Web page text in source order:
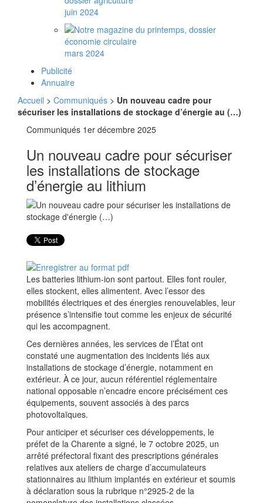
juin 2024
mars 2024
Publicité
Annuaire
Accueil > Communiqués > Un nouveau cadre pour
sécuriser les installations de stockage d’énergie au (…)
Communiqués 1er décembre 2025
Un nouveau cadre pour sécuriser
les installations de stockage
d’énergie au lithium
Les batteries lithium-ion sont partout. Elles font rouler,
elles stockent, elles alimentent. Avec l’essor des
mobilités électriques et des énergies renouvelables, leur
présence s’intensifie tout comme les enjeux de sécurité
qui les accompagnent.
Ces dernières années, les services de l’État ont
constaté une augmentation des incidents liés aux
installations de stockage d’énergie, notamment en
extérieur. À ce jour, aucun référentiel réglementaire
national opposable n’encadre encore précisément ces
équipements, souvent associés à des parcs
photovoltaïques.
Pour anticiper et sécuriser ces développements, le
préfet de la Charente a signé, le 7 octobre 2025, un
arrêté préfectoral fixant des prescriptions générales
relatives aux ateliers de charge d’accumulateurs
stationnaires au lithium implantés en extérieur et soumis
à déclaration sous la rubrique n°2925-2 de la